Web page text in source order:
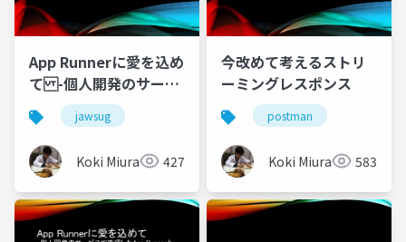
App Runnerに愛を込め
て -個人開発のサービ
スで活躍したApp
Runnerとこれから-
jawsug
Koki Miura 427
今改めて考えるストリ
ーミングレスポンス
postman
Koki Miura 583